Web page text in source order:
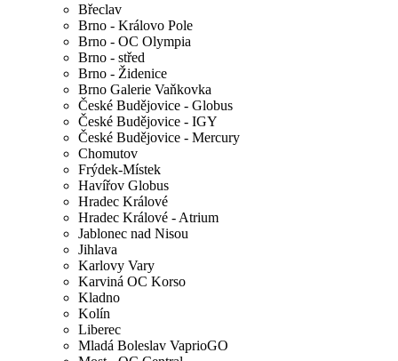
Břeclav
Brno - Královo Pole
Brno - OC Olympia
Brno - střed
Brno - Židenice
Brno Galerie Vaňkovka
České Budějovice - Globus
České Budějovice - IGY
České Budějovice - Mercury
Chomutov
Frýdek-Místek
Havířov Globus
Hradec Králové
Hradec Králové - Atrium
Jablonec nad Nisou
Jihlava
Karlovy Vary
Karviná OC Korso
Kladno
Kolín
Liberec
Mladá Boleslav VaprioGO